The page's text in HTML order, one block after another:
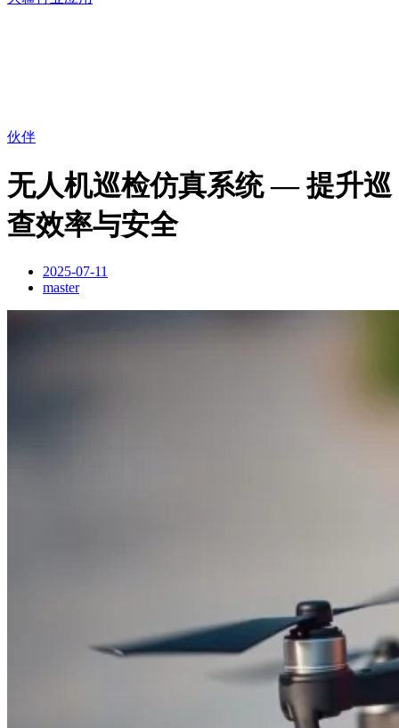
伙伴
无人机巡检仿真系统 — 提升巡
查效率与安全
2025-07-11
master